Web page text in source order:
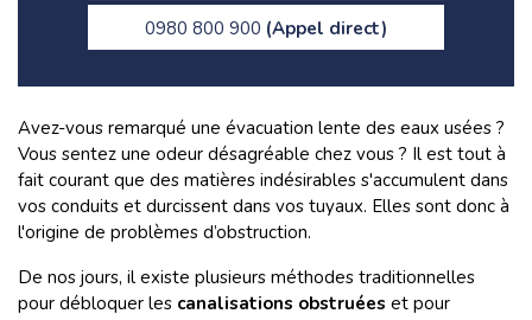
0980 800 900 (Appel direct)
Avez-vous remarqué une évacuation lente des eaux usées ?
Vous sentez une odeur désagréable chez vous ? Il est tout à
fait courant que des matières indésirables s'accumulent dans
vos conduits et durcissent dans vos tuyaux. Elles sont donc à
l'origine de problèmes d’obstruction.
De nos jours, il existe plusieurs méthodes traditionnelles
pour débloquer les canalisations obstruées et pour